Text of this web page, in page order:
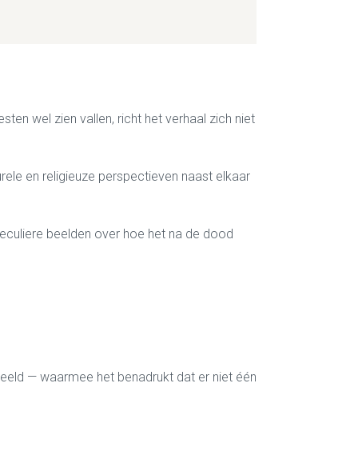
wel zien vallen, richt het verhaal zich niet
en religieuze perspectieven naast elkaar
beelden over hoe het na de dood
— waarmee het benadrukt dat er niet één